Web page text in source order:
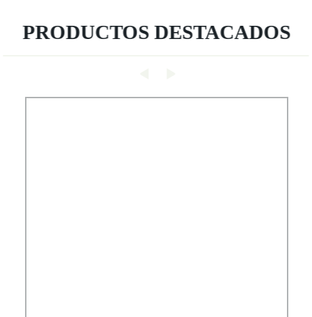
PRODUCTOS DESTACADOS